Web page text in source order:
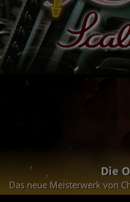
Die
Das neue Meisterwerk von